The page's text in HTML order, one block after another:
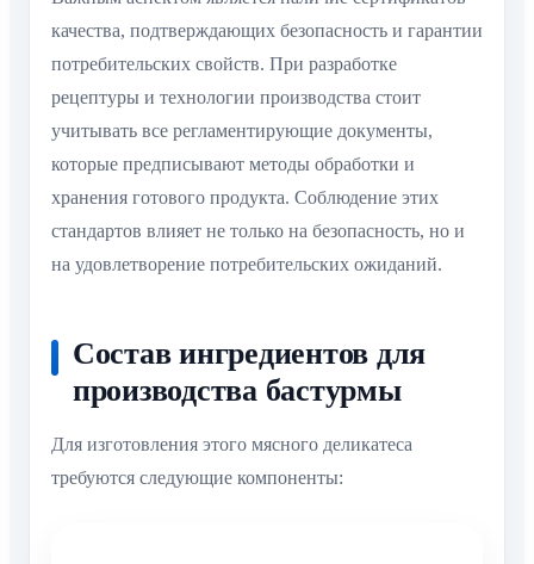
качества, подтверждающих безопасность и гарантии
потребительских свойств. При разработке
рецептуры и технологии производства стоит
учитывать все регламентирующие документы,
которые предписывают методы обработки и
хранения готового продукта. Соблюдение этих
стандартов влияет не только на безопасность, но и
на удовлетворение потребительских ожиданий.
Состав ингредиентов для
производства бастурмы
Для изготовления этого мясного деликатеса
требуются следующие компоненты: